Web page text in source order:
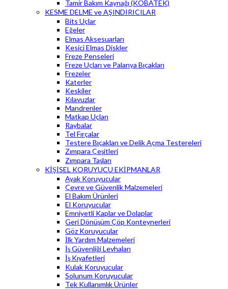
Tamir Bakım Kaynağı (KOBATEK)
KESME DELME ve AŞINDIRICILAR
Bits Uçlar
Eğeler
Elmas Aksesuarları
Kesici Elmas Diskler
Freze Penseleri
Freze Uçları ve Palanya Bıçakları
Frezeler
Katerler
Keskiler
Kılavuzlar
Mandrenler
Matkap Uçları
Raybalar
Tel Fırçalar
Testere Bıçakları ve Delik Açma Testereleri
Zımpara Çeşitleri
Zımpara Taşları
KİŞİSEL KORUYUCU EKİPMANLAR
Ayak Koruyucular
Çevre ve Güvenlik Malzemeleri
El Bakım Ürünleri
El Koruyucular
Emniyetli Kaplar ve Dolaplar
Geri Dönüşüm Çöp Konteynerleri
Göz Koruyucular
İlk Yardım Malzemeleri
İş Güvenliği Levhaları
İş Kıyafetleri
Kulak Koruyucular
Solunum Koruyucular
Tek Kullanımlık Ürünler